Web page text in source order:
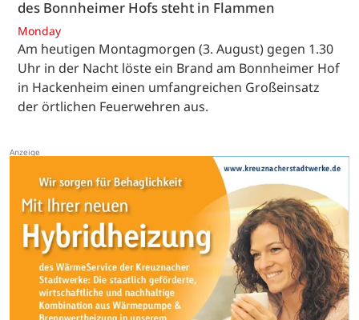
des Bonnheimer Hofs steht in Flammen
Monday
Am heutigen Montagmorgen (3. August) gegen 1.30
Uhr in der Nacht löste ein Brand am Bonnheimer Hof
in Hackenheim einen umfangreichen Großeinsatz
der örtlichen Feuerwehren aus.